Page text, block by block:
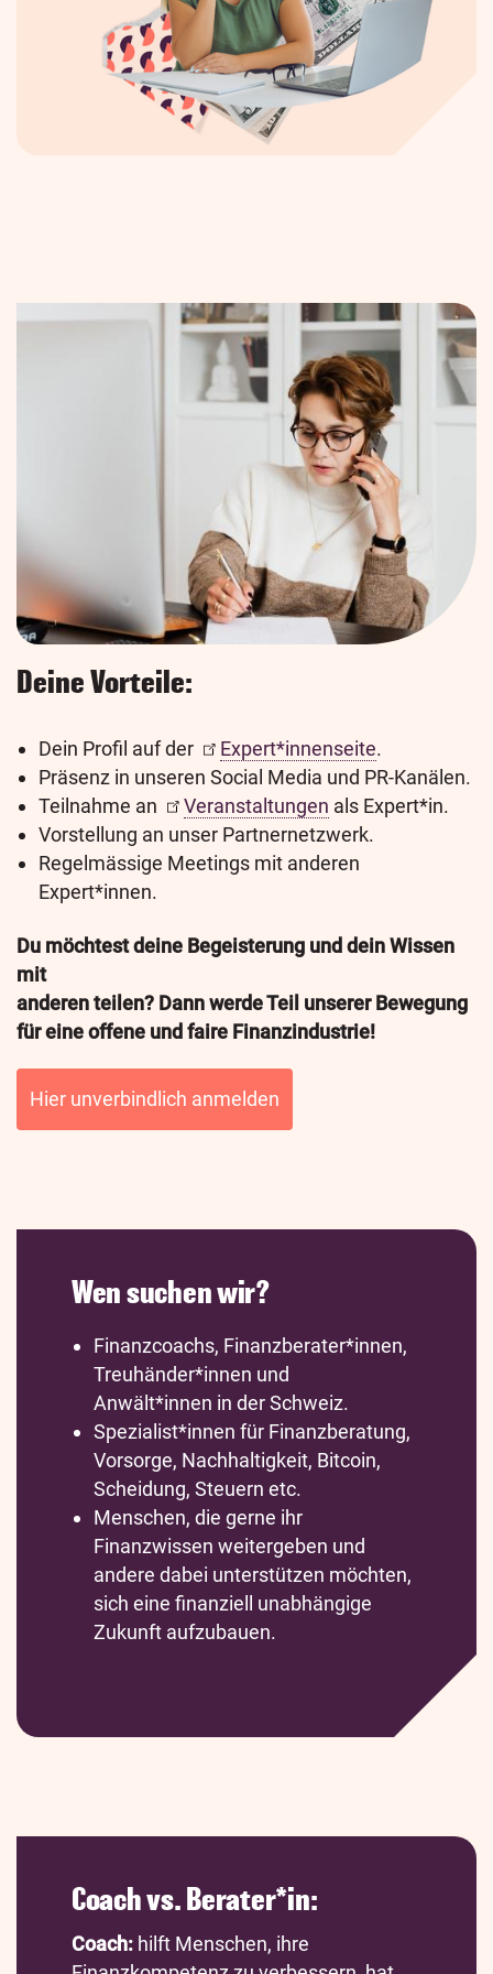
Deine Vorteile:
Dein Profil auf der Expert*innenseite.
Präsenz in unseren Social Media und PR-Kanälen.
Teilnahme an
Veranstaltungen als Expert*in.
Vorstellung an unser Partnernetzwerk.
Regelmässige Meetings mit anderen
Expert*innen.
Du möchtest deine Begeisterung und dein Wissen
mit
anderen teilen? Dann werde Teil unserer Bewegung
für eine offene und faire Finanzindustrie!
Hier unverbindlich anmelden
Wen suchen wir?
Finanzcoachs, Finanzberater*innen,
Treuhänder*innen und
Anwält*innen in der Schweiz.
Spezialist*innen für Finanzberatung,
Vorsorge, Nachhaltigkeit, Bitcoin,
Scheidung, Steuern etc.
Menschen, die gerne ihr
Finanzwissen weitergeben und
andere dabei unterstützen möchten,
sich eine finanziell unabhängige
Zukunft aufzubauen.
Coach vs. Berater*in:
Coach: hilft Menschen, ihre